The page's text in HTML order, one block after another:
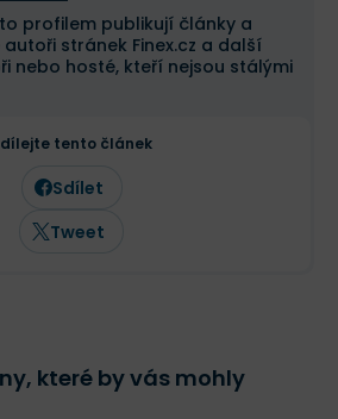
profilem publikují články a
autoři stránek Finex.cz a další
nebo hosté, kteří nejsou stálými
tento článek
Sdílet
Tweet
které by vás mohly